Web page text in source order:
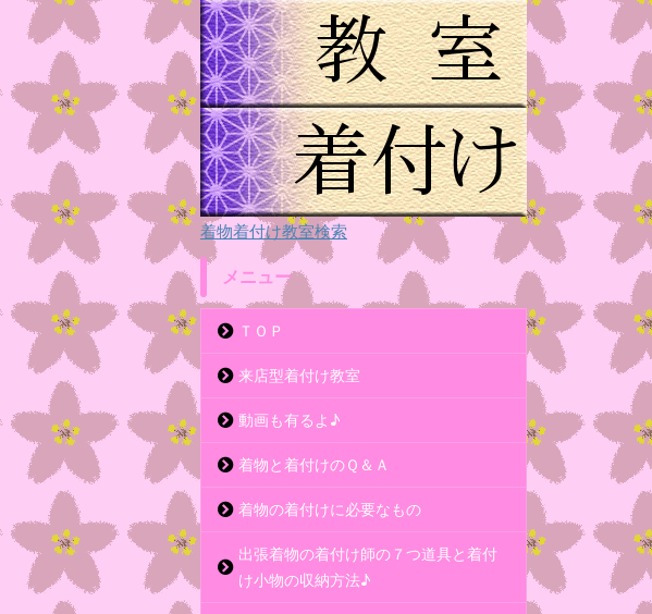
着物着付け教室検索
メニュー
ＴＯＰ
来店型着付け教室
動画も有るよ♪
着物と着付けのＱ＆Ａ
着物の着付けに必要なもの
出張着物の着付け師の７つ道具と着付
け小物の収納方法♪